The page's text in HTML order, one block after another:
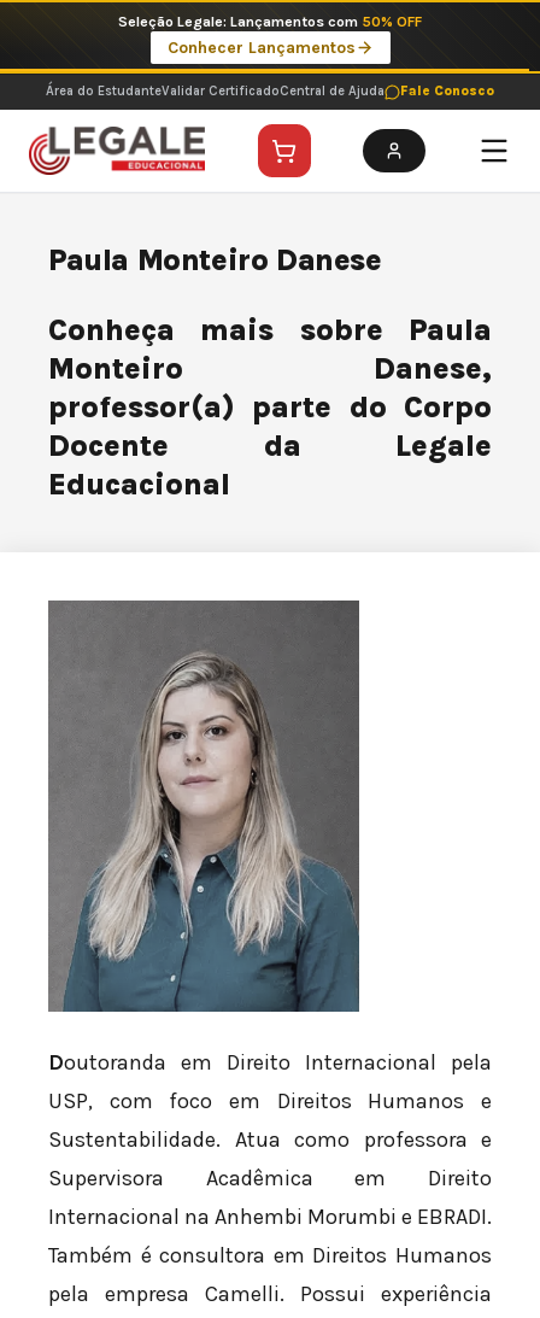
o
conteúdo
Imperdíveis no Pix: Pós Selecionadas a 199 reais no pix em parcela única
Ver ofertas
Área do EstudanteValidar CertificadoCentral de Ajuda Fale Conosco
Paula Monteiro Danese
Conheça mais sobre Paula
Monteiro Danese,
professor(a) parte do Corpo
Docente da Legale
Educacional
Doutoranda em Direito Internacional pela
USP, com foco em Direitos Humanos e
Sustentabilidade. Atua como professora e
Supervisora Acadêmica em Direito
Internacional na Anhembi Morumbi e EBRADI.
Também é consultora em Direitos Humanos
pela empresa Camelli. Possui experiência